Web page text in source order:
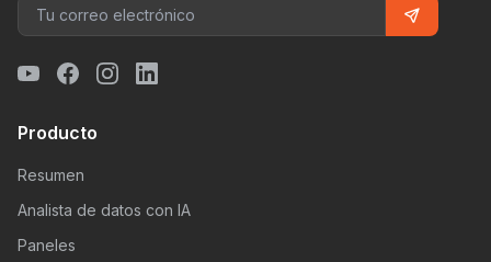
Producto
Resumen
Analista de datos con IA
Paneles